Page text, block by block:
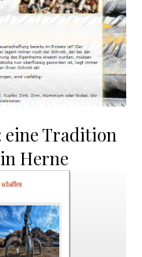
eine Tradition
Herne